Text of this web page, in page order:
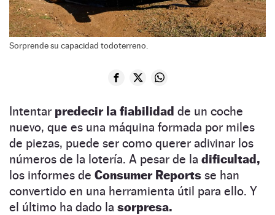
Sorprende su capacidad todoterreno.
Intentar predecir la fiabilidad de un coche
nuevo, que es una máquina formada por miles
de piezas, puede ser como querer adivinar los
números de la lotería. A pesar de la dificultad,
los informes de Consumer Reports se han
convertido en una herramienta útil para ello. Y
el último ha dado la sorpresa.